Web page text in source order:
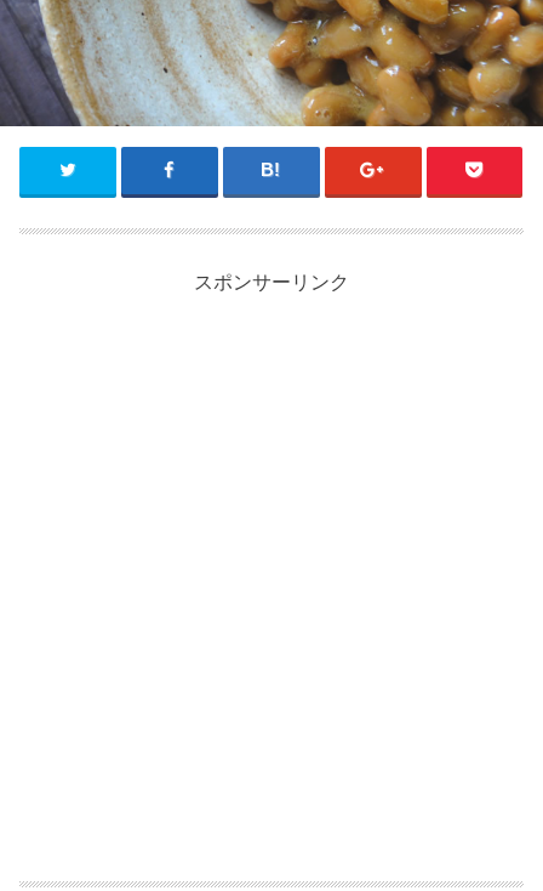
スポンサーリンク